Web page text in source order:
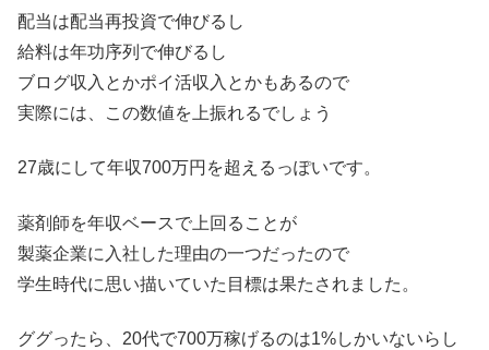
配当は配当再投資で伸びるし
給料は年功序列で伸びるし
ブログ収入とかポイ活収入とかもあるので
実際には、この数値を上振れるでしょう
27歳にして年収700万円を超えるっぽいです。
薬剤師を年収ベースで上回ることが
製薬企業に入社した理由の一つだったので
学生時代に思い描いていた目標は果たされました。
ググったら、20代で700万稼げるのは1%しかいないらし